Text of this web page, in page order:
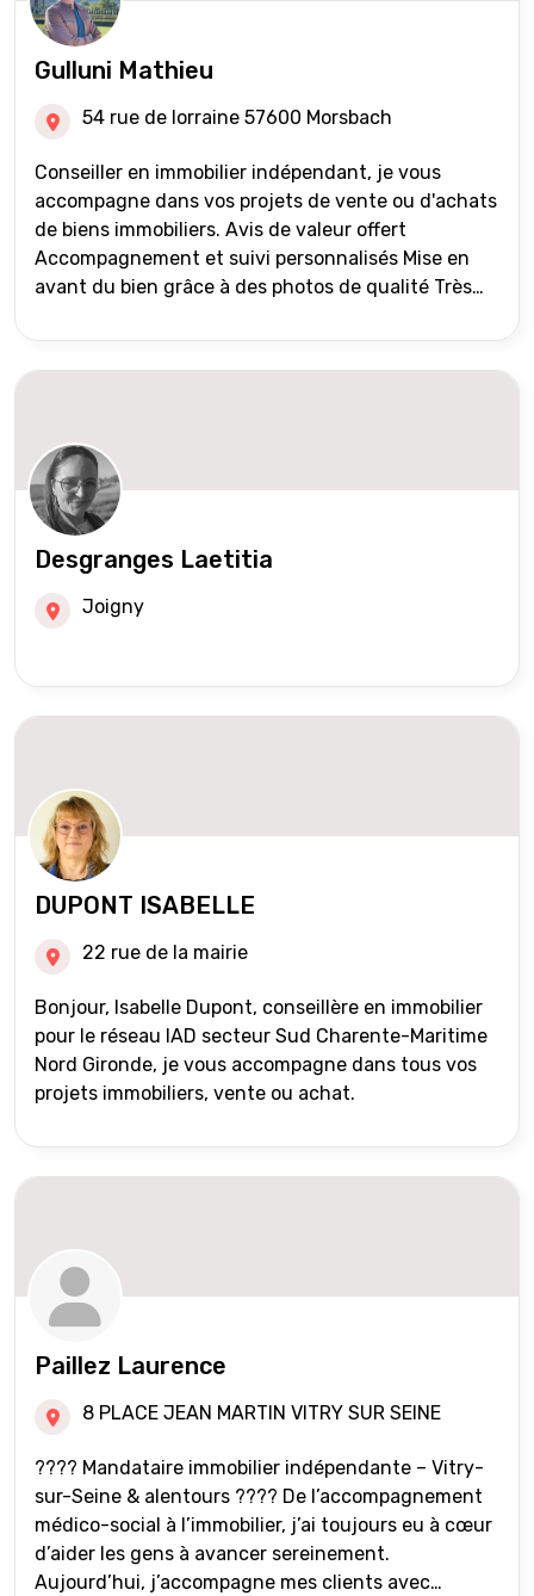
Gulluni Mathieu
54 rue de lorraine 57600 Morsbach
Conseiller en immobilier indépendant, je vous
accompagne dans vos projets de vente ou d'achats
de biens immobiliers. Avis de valeur offert
Accompagnement et suivi personnalisés Mise en
avant du bien grâce à des photos de qualité Très
international) Validation du financement des
acquéreurs auprès de partenaires financiers
réseau Iad France et Iad Deutschland Inter agence
Desgranges Laetitia
Joigny
DUPONT ISABELLE
22 rue de la mairie
Bonjour, Isabelle Dupont, conseillère en immobilier
pour le réseau IAD secteur Sud Charente-Maritime
Nord Gironde, je vous accompagne dans tous vos
projets immobiliers, vente ou achat.
Paillez Laurence
8 PLACE JEAN MARTIN VITRY SUR SEINE
???? Mandataire immobilier indépendante – Vitry-
sur-Seine & alentours ???? De l’accompagnement
médico-social à l’immobilier, j’ai toujours eu à cœur
d’aider les gens à avancer sereinement.
Aujourd’hui, j’accompagne mes clients avec